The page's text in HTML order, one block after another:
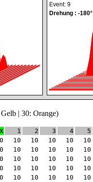
Event: 9
Drehung : -180°
| 30: Orange)
1 2 3 4 5
10 10 10 10 10
10 10 10 10 10
10 10 10 10 10
10 10 10 10 10
10 10 10 10 10